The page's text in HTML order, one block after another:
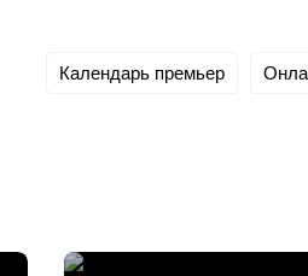
Календарь премьер